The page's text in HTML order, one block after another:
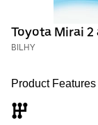
Toyota Mirai
BILHY
Product Features